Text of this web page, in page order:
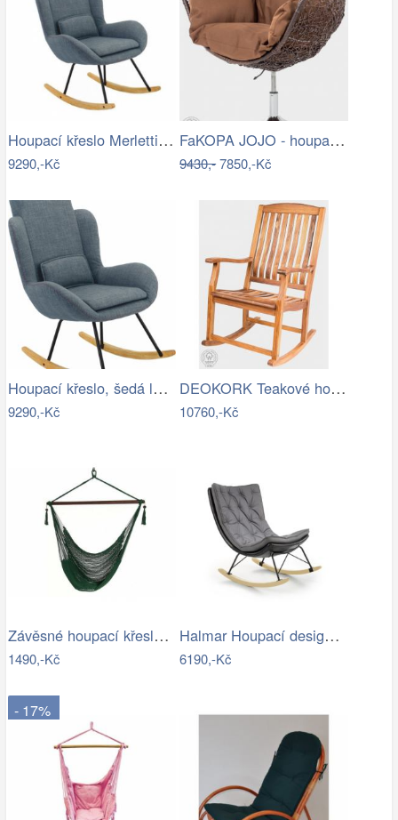
Houpací křeslo Merletti, látka šedá
9290,-Kč
FaKOPA JOJO - houpací křeslo z ratanu…
9430,-7850,-Kč
Houpací křeslo, šedá látka / dřevo,…
9290,-Kč
DEOKORK Teakové houpací křeslo CLAUDIO
10760,-Kč
Závěsné houpací křeslo Bustry,…
1490,-Kč
Halmar Houpací designové křeslo Indigo,…
6190,-Kč
- 17%